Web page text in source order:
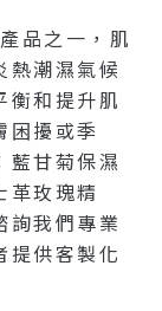
品之一，肌
熱潮濕氣候
衡和提升肌
困擾或季
藍甘菊保濕
革玫瑰精
詢我們專業
提供客製化